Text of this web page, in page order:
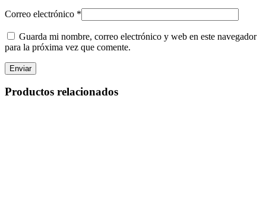
Correo electrónico *
Guarda mi nombre, correo electrónico y web en este navegador
para la próxima vez que comente.
Productos relacionados